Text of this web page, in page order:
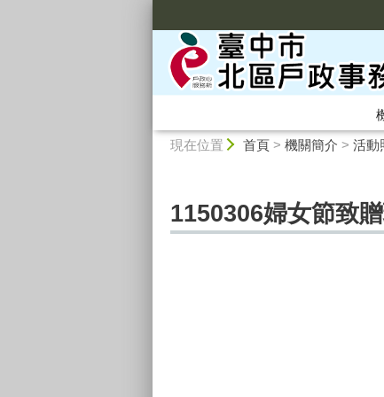
現在位置 首頁> 機關簡介 > 活動
1150306婦女節致